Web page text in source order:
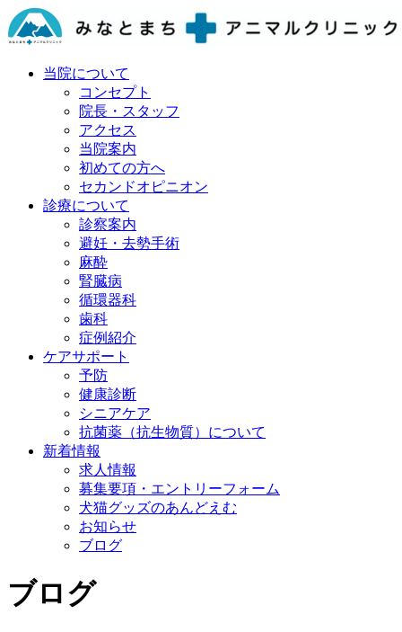
当院について
コンセプト
院長・スタッフ
アクセス
当院案内
初めての方へ
セカンドオピニオン
診療について
診察案内
避妊・去勢手術
麻酔
腎臓病
循環器科
歯科
症例紹介
ケアサポート
予防
健康診断
シニアケア
抗菌薬（抗生物質）について
新着情報
求人情報
募集要項・エントリーフォーム
犬猫グッズのあんどえむ
お知らせ
ブログ
ブログ